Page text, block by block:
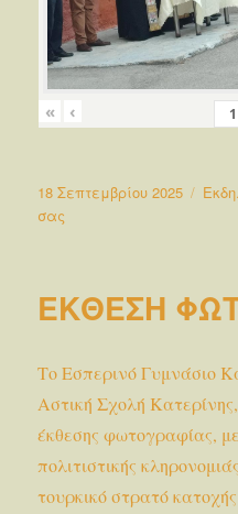
« ‹
Δημοσιεύτηκε
την
18 Σεπτεμβρίου 2025
σας
ΕΚΘΕΣΗ
Το Εσπερινό Γυμνάσιο
Αστική Σχολή
έκθεσης φωτογραφίας,
πολιτιστικής
τουρκικό στρατό